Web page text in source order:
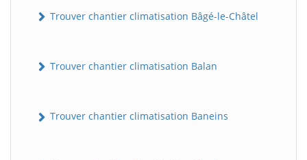
Trouver chantier climatisation Bâgé-le-Châtel
Trouver chantier climatisation Balan
Trouver chantier climatisation Baneins